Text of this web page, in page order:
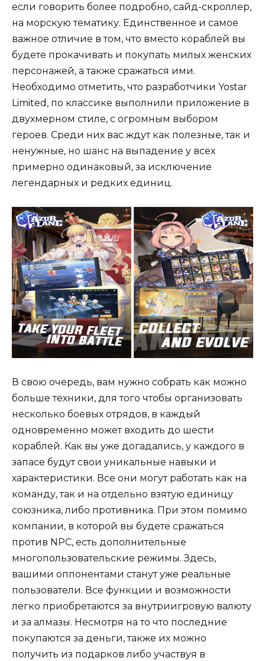
если говорить более подробно, сайд-скроллер,
на морскую тематику. Единственное и самое
важное отличие в том, что вместо кораблей вы
будете прокачивать и покупать милых женских
персонажей, а также сражаться ими.
Необходимо отметить, что разработчики Yostar
Limited, по классике выполнили приложение в
двухмерном стиле, с огромным выбором
героев. Среди них вас ждут как полезные, так и
ненужные, но шанс на выпадение у всех
примерно одинаковый, за исключение
легендарных и редких единиц.
В свою очередь, вам нужно собрать как можно
больше техники, для того чтобы организовать
несколько боевых отрядов, в каждый
одновременно может входить до шести
кораблей. Как вы уже догадались, у каждого в
запасе будут свои уникальные навыки и
характеристики. Все они могут работать как на
команду, так и на отдельно взятую единицу
союзника, либо противника. При этом помимо
компании, в которой вы будете сражаться
против NPC, есть дополнительные
многопользовательские режимы. Здесь,
вашими оппонентами станут уже реальные
пользователи. Все функции и возможности
легко приобретаются за внутриигровую валюту
и за алмазы. Несмотря на то что последние
покупаются за деньги, также их можно
получить из подарков либо участвуя в